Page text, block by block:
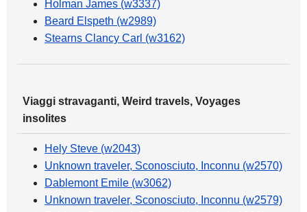
Holman James (w3337)
Beard Elspeth (w2989)
Stearns Clancy Carl (w3162)
Viaggi stravaganti, Weird travels, Voyages
insolites
Hely Steve (w2043)
Unknown traveler, Sconosciuto, Inconnu (w2570)
Dablemont Emile (w3062)
Unknown traveler, Sconosciuto, Inconnu (w2579)